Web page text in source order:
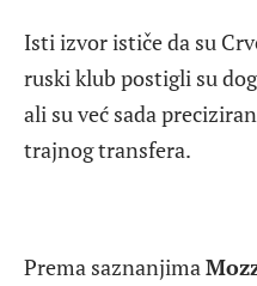
Isti izvor ističe da su
ruski klub postigli su
ali su već sada
trajnog transfera.
Prema saznanjima